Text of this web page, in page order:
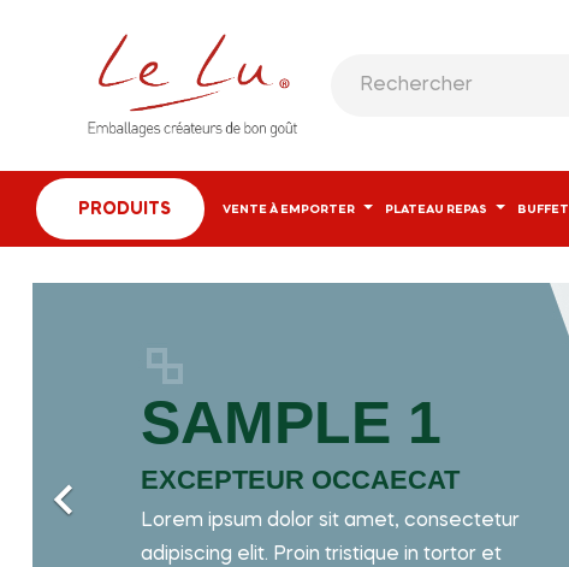
PRODUITS VENTE À EMPORTER PLATEAU REPAS BUFFET
SAMPLE 1
EXCEPTEUR OCCAECAT
Lorem ipsum dolor sit amet, consectetur
adipiscing elit. Proin tristique in tortor et
